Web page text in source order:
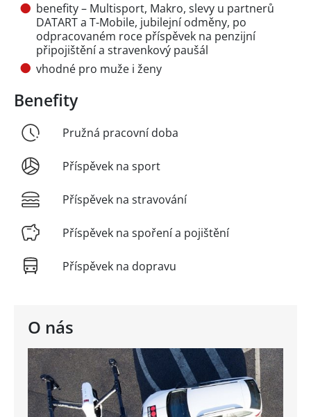
O nás
benefity – Multisport, Makro, slevy u partnerů
DATART a T-Mobile, jubilejní odměny, po
odpracovaném roce příspěvek na penzijní
připojištění a stravenkový paušál
vhodné pro muže i ženy
Benefity
Pružná pracovní doba
Příspěvek na sport
Příspěvek na stravování
Příspěvek na spoření a pojištění
Příspěvek na dopravu